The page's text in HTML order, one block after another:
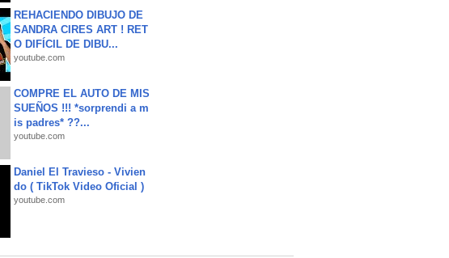
REHACIENDO DIBUJO DE
SANDRA CIRES ART ! RET
O DIFÍCIL DE DIBU...
youtube.com
COMPRE EL AUTO DE MIS
SUEÑOS !!! *sorprendi a m
is padres* ??...
youtube.com
Daniel El Travieso - Vivien
do ( TikTok Video Oficial )
youtube.com